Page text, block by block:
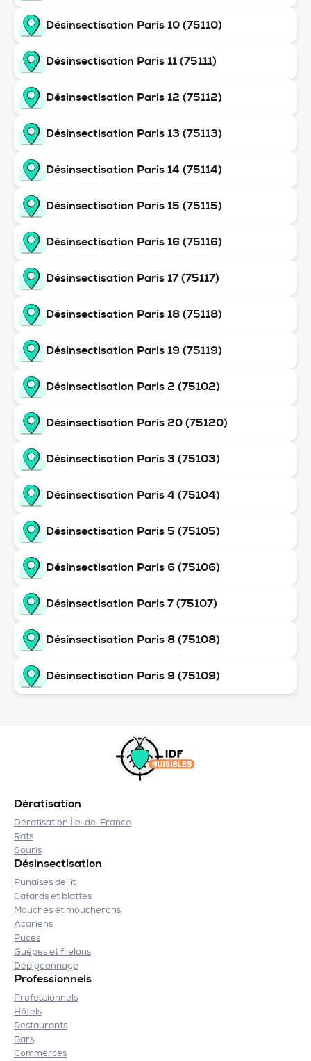
Désinsectisation Paris 10 (75110)
Désinsectisation Paris 11 (75111)
Désinsectisation Paris 12 (75112)
Désinsectisation Paris 13 (75113)
Désinsectisation Paris 14 (75114)
Désinsectisation Paris 15 (75115)
Désinsectisation Paris 16 (75116)
Désinsectisation Paris 17 (75117)
Désinsectisation Paris 18 (75118)
Désinsectisation Paris 19 (75119)
Désinsectisation Paris 2 (75102)
Désinsectisation Paris 20 (75120)
Désinsectisation Paris 3 (75103)
Désinsectisation Paris 4 (75104)
Désinsectisation Paris 5 (75105)
Désinsectisation Paris 6 (75106)
Désinsectisation Paris 7 (75107)
Désinsectisation Paris 8 (75108)
Désinsectisation Paris 9 (75109)
Dératisation
Dératisation Île-de-France
Rats
Souris
Désinsectisation
Punaises de lit
Cafards et blattes
Mouches et moucherons
Acariens
Puces
Guêpes et frelons
Dépigeonnage
Professionnels
Professionnels
Hôtels
Restaurants
Bars
Commerces